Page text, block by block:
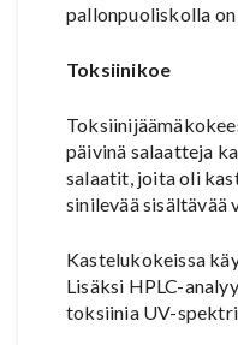
pallonpuoliskolla
Toksiinikoe
päivinä salaatteja
salaatit, joita oli
sinilevää sisältävää
Kastelukokeissa
Lisäksi HPLC-
toksiinia UV-